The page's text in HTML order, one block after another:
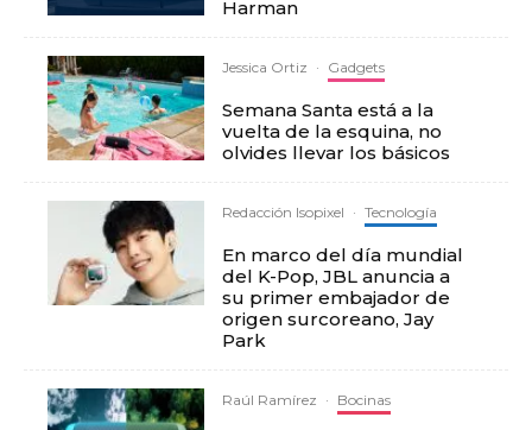
Harman
Jessica Ortiz · Gadgets
Semana Santa está a la
vuelta de la esquina, no
olvides llevar los básicos
Redacción Isopixel · Tecnología
En marco del día mundial
del K-Pop, JBL anuncia a
su primer embajador de
origen surcoreano, Jay
Park
Raúl Ramírez · Bocinas